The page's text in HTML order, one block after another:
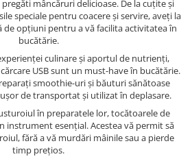
mâncăruri delicioase. De la cuțite și
speciale pentru coacere și servire, aveți la
de opțiuni pentru a vă facilita activitatea în
bucătărie.
culinare și aportul de nutrienți,
USB sunt un must-have în bucătărie.
smoothie-uri și băuturi sănătoase
de transportat și utilizat în deplasare.
în preparatele lor, tocătoarele de
instrument esențial. Acestea vă permit să
fără a vă murdări mâinile sau a pierde
timp prețios.